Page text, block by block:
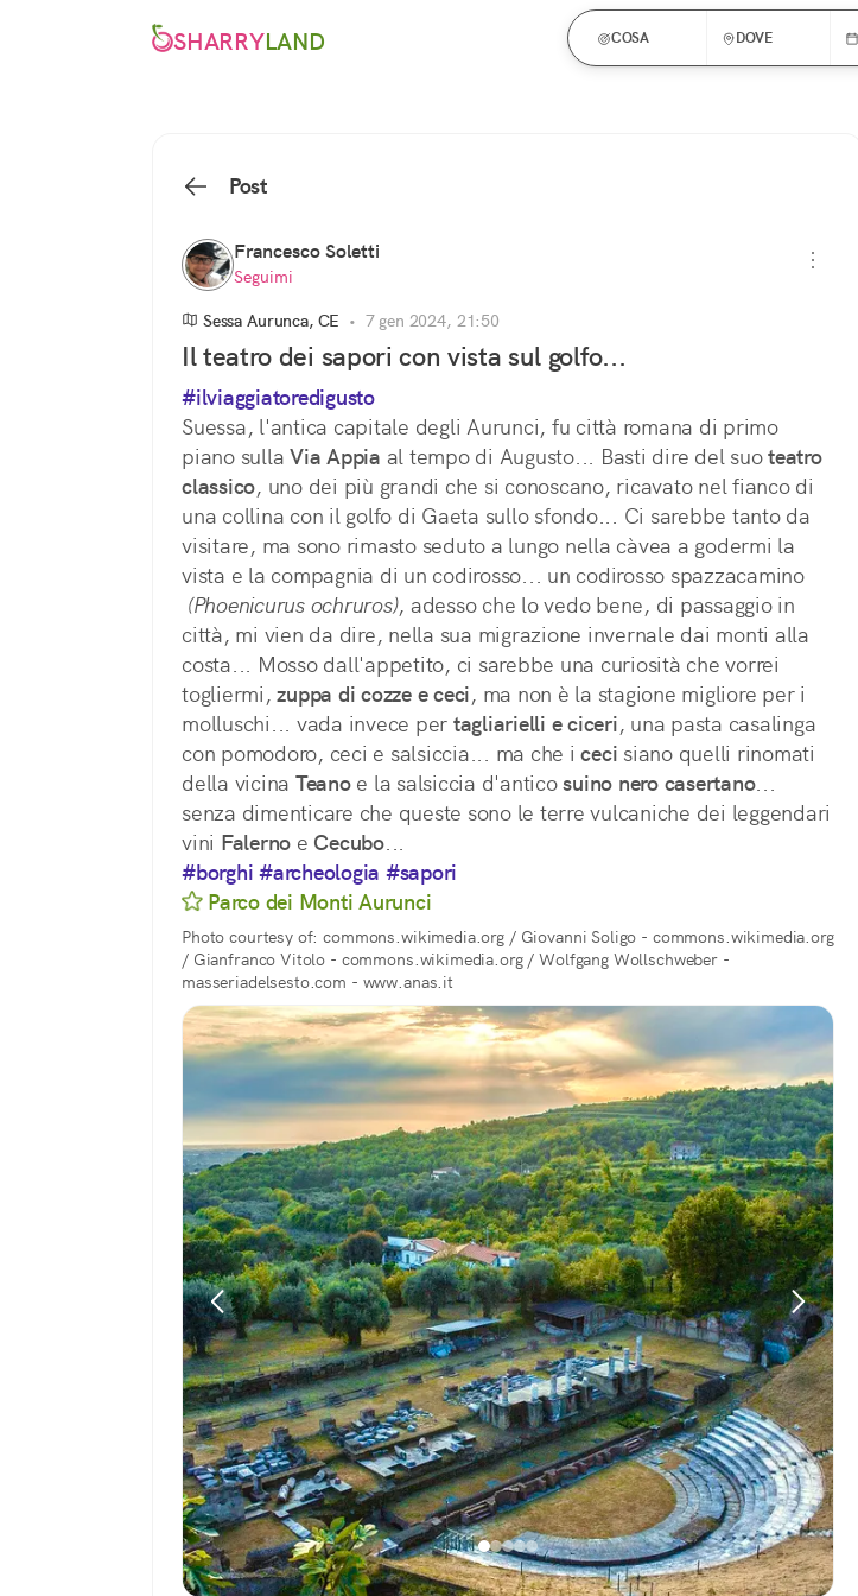
SHARRYLAND COSA DOVE
Post
Francesco Soletti
Seguimi
Sessa Aurunca, CE • 7 gen 2024, 21:50
Il teatro dei sapori con vista sul golfo...
#ilviaggiatoredigusto
Suessa, l'antica capitale degli Aurunci, fu città romana di primo
piano sulla Via Appia al tempo di Augusto... Basti dire del suo teatro
classico, uno dei più grandi che si conoscano, ricavato nel fianco di
una collina con il golfo di Gaeta sullo sfondo... Ci sarebbe tanto da
visitare, ma sono rimasto seduto a lungo nella càvea a godermi la
vista e la compagnia di un codirosso... un codirosso spazzacamino
(Phoenicurus ochruros), adesso che lo vedo bene, di passaggio in
città, mi vien da dire, nella sua migrazione invernale dai monti alla
costa... Mosso dall'appetito, ci sarebbe una curiosità che vorrei
togliermi, zuppa di cozze e ceci, ma non è la stagione migliore per i
molluschi... vada invece per tagliarielli e ciceri, una pasta casalinga
con pomodoro, ceci e salsiccia... ma che i ceci siano quelli rinomati
della vicina Teano e la salsiccia d'antico suino nero casertano...
senza dimenticare che queste sono le terre vulcaniche dei leggendari
vini Falerno e Cecubo...
#borghi #archeologia #sapori
Parco dei Monti Aurunci
Photo courtesy of: commons.wikimedia.org / Giovanni Soligo - commons.wikimedia.org
/ Gianfranco Vitolo - commons.wikimedia.org / Wolfgang Wollschweber -
masseriadelsesto.com - www.anas.it